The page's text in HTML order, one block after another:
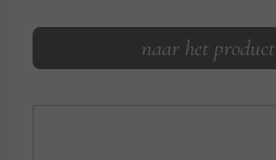
naar het product